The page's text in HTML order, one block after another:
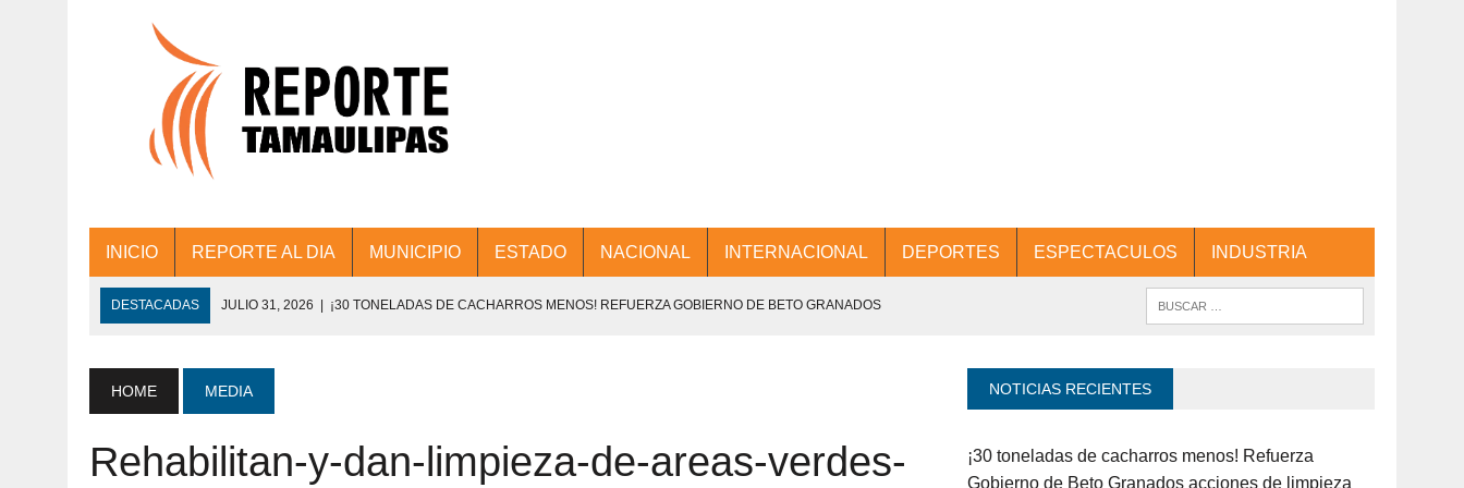
INICIO REPORTE AL DIA MUNICIPIO ESTADO NACIONAL INTERNACIONAL DEPORTES ESPECTACULOS INDUSTRIA
DESTACADAS JULIO 31, 2026 | ¡30 TONELADAS DE CACHARROS MENOS! REFUERZA GOBIERNO DE BETO GRANADOS
JULIO 30, 2026 | 💧🚰 ¡AGUA PARA LA COMUNIDAD!
JULIO 30, 2026 | ¡TRABAJO EN EQUIPO Y RESULTADOS! ENCABEZA BETO GRANADOS MESA DE TRABAJO CON PRESIDENTES
HOME MEDIA
Rehabilitan-y-dan-limpieza-de-areas-verdes-
NOTICIAS RECIENTES
¡30 toneladas de cacharros menos! Refuerza
Gobierno de Beto Granados acciones de limpieza